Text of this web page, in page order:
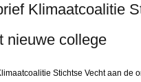
Klimaatcoalitie
nieuwe college
Stichtse Vecht aan de